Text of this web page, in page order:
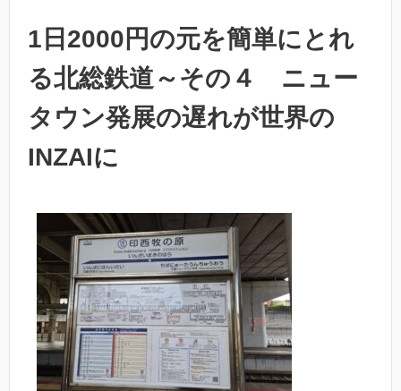
1日2000円の元を簡単にとれ
る北総鉄道～その４ ニュー
タウン発展の遅れが世界の
INZAIに